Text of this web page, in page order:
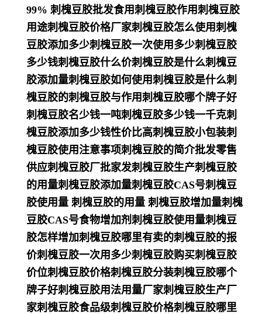
99% 刺槐豆胶批发食用刺槐豆胶作用刺槐豆胶
用途刺槐豆胶价格厂家刺槐豆胶怎么使用刺槐
豆胶添加多少刺槐豆胶一次使用多少刺槐豆胶
多少钱刺槐豆胶什么价刺槐豆胶是什么刺槐豆
胶添加量刺槐豆胶如何使用刺槐豆胶是什么刺
槐豆胶的刺槐豆胶与作用刺槐豆胶哪个牌子好
刺槐豆胶名少钱一吨刺槐豆胶多少钱一千克刺
槐豆胶添加多少钱性价比高刺槐豆胶小包装刺
槐豆胶使用注意事项刺槐豆胶的简介批发零售
供应刺槐豆胶厂批家发刺槐豆胶生产刺槐豆胶
的用量刺槐豆胶添加量刺槐豆胶CAS号刺槐豆
胶使用量 刺槐豆胶的用量 刺槐豆胶增加量刺槐
豆胶CAS号食物增加剂刺槐豆胶使用量刺槐豆
胶怎样增加刺槐豆胶哪里有卖的刺槐豆胶的报
价刺槐豆胶一次用多少刺槐豆胶购买刺槐豆胶
价位刺槐豆胶价格刺槐豆胶分装刺槐豆胶哪个
牌子好刺槐豆胶用法用量厂家刺槐豆胶生产厂
家刺槐豆胶食品级刺槐豆胶价格刺槐豆胶哪里